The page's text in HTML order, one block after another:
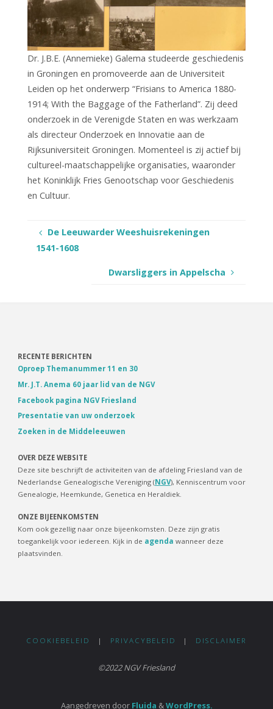
Dr. J.B.E. (Annemieke) Galema studeerde geschiedenis
in Groningen en promoveerde aan de Universiteit
Leiden op het onderwerp “Frisians to America 1880-
1914; With the Baggage of the Fatherland”. Zij deed
onderzoek in de Verenigde Staten en was werkzaam
als directeur Onderzoek en Innovatie aan de
Rijksuniversiteit Groningen. Momenteel is zij actief bij
cultureel-maatschappelijke organisaties, waaronder
het Koninklijk Fries Genootschap voor Geschiedenis
en Cultuur.
De Leeuwarder Weeshuisrekeningen
1541-1608
Dwarsliggers in Appelscha
RECENTE BERICHTEN
Oproep Themanummer 11 en 30
Mr. J.T. Anema 60 jaar lid van de NGV
Facebook pagina NGV Friesland
Presentatie van uw onderzoek
Zoeken in de Middeleeuwen
OVER DEZE WEBSITE
Deze site beschrijft de activiteiten van de afdeling Friesland van de
Nederlandse Genealogische Vereniging (NGV), Kenniscentrum voor
Genealogie, Heemkunde, Genetica en Heraldiek.
ONZE BIJEENKOMSTEN
Kom ook gezellig naar onze bijeenkomsten. Deze zijn gratis
toegankelijk voor iedereen. Kijk in de agenda wanneer deze
plaatsvinden.
COOKIEBELEID | PRIVACYBELEID | DISCLAIMER
©2022 NGV Friesland
Aangedreven doorFluida &WordPress.